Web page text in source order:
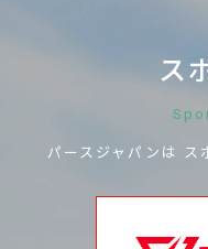
ス
パースジャパンは ス